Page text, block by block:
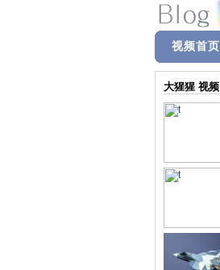
视频首页
大猩猩 视频